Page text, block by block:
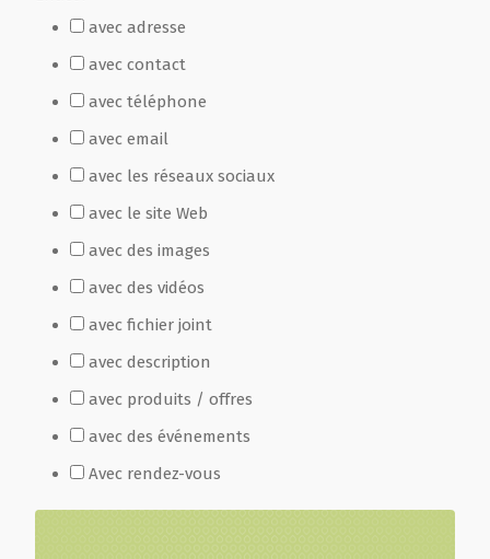
avec adresse
avec contact
avec téléphone
avec email
avec les réseaux sociaux
avec le site Web
avec des images
avec des vidéos
avec fichier joint
avec description
avec produits / offres
avec des événements
Avec rendez-vous
Fête Marché Paysan
Partenaires